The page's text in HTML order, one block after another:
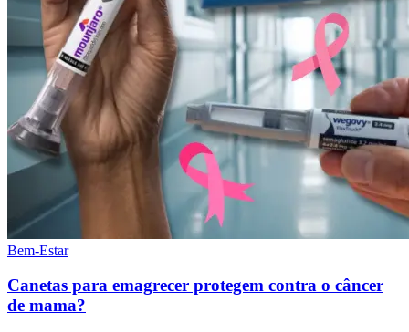
Bem-Estar
Canetas para emagrecer protegem contra o câncer
de mama?